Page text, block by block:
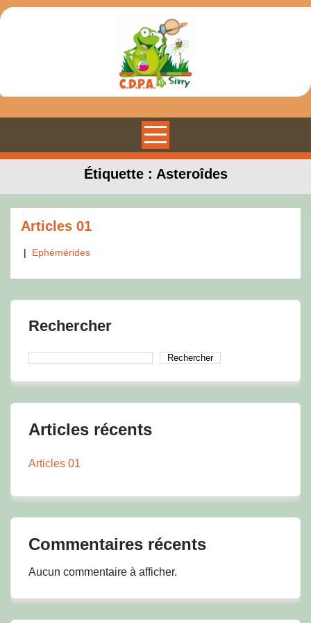
Skip
to
Étiquette : Asteroîdes
Articles 01
| Ephémérides
Rechercher
Rechercher
Articles récents
Articles 01
Commentaires récents
Aucun commentaire à afficher.